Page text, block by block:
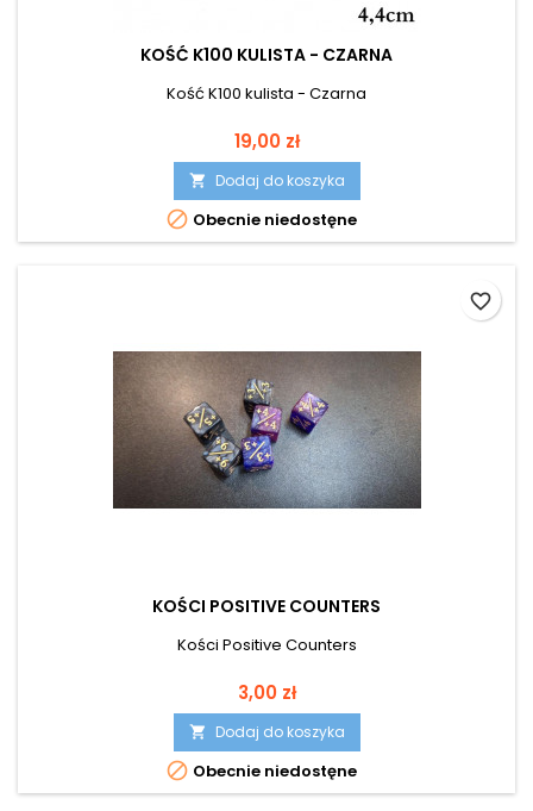
KOŚĆ K100 KULISTA - CZARNA
Kość K100 kulista - Czarna
Cena
19,00 zł
 Dodaj do koszyka
 Obecnie niedostęne
KOŚCI POSITIVE COUNTERS
Kości Positive Counters
Cena
3,00 zł
 Dodaj do koszyka
 Obecnie niedostęne
favorite_border